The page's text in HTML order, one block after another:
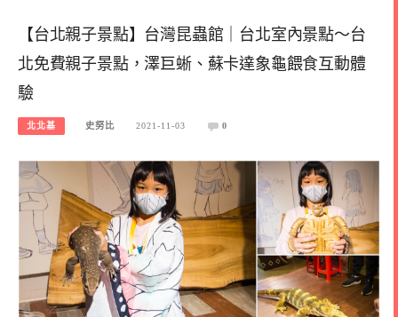
【台北親子景點】台灣昆蟲館｜台北室內景點～台
北免費親子景點，澤巨蜥、蘇卡達象龜餵食互動體
驗
北北基 史努比 2021-11-03 0